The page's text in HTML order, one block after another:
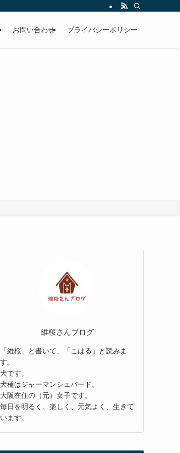
お問い合わせ プライバシーポリシー
維桜さんブログ
「維桜」と書いて、「こはる」と読みま
す。
犬です。
犬種はジャーマンシェパード。
大阪在住の（元）女子です。
毎日を明るく、楽しく、元気よく、生きて
います。